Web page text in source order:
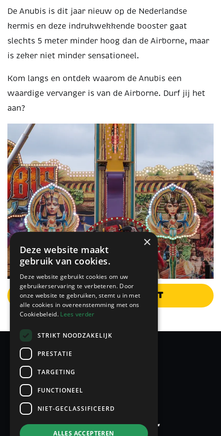
De Anubis is dit jaar nieuw op de Nederlandse
kermis en deze indrukwekkende booster gaat
slechts 5 meter minder hoog dan de Airborne, maar
is zeker niet minder sensationeel.
Kom langs en ontdek waarom de Anubis een
waardige vervanger is van de Airborne. Durf jij het
aan?
Terug naar overzicht
×
Deze website maakt
gebruik van cookies.
Deze website gebruikt cookies om uw
gebruikerservaring te verbeteren. Door
onze website te gebruiken, stemt u in met
alle cookies in overeenstemming met ons
Cookiebeleid. Lees verder
STRIKT NOODZAKELIJK
PRESTATIE
TARGETING
FUNCTIONEEL
NIET-GECLASSIFICEERD
ALLES ACCEPTEREN